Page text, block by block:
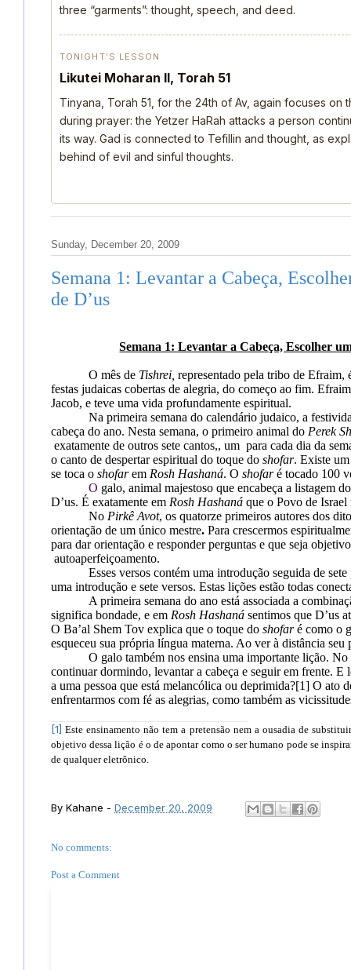
three “garments”: thought, speech, and deed.
TONIGHT’S LESSON
Likutei Moharan II, Torah 51
Tinyana, Torah 51, for the 24th of Av, again focuses
during prayer: the Yetzer HaRah attacks a person
its way. Gad is connected to Tefillin and thought, as
behind of evil and sinful thoughts.
Sunday, December 20, 2009
Semana 1: Levantar a Cabeça,
de D’us
Semana 1: Levantar a Cabeça, Escolher
O mês de Tishrei, representado pela tribo de Efraim,
festas judaicas cobertas de alegria, do começo ao fim.
Jacob, e teve uma vida profundamente espiritual.
Na primeira semana do calendário judaico, a
cabeça do ano. Nesta semana, o primeiro animal do Perek
exatamente de outros sete cantos,, um para cada dia da
o canto de despertar espiritual do toque do shofar. Existe
se toca o shofarem Rosh Hashaná. O shofaré tocado 100
O galo, animal majestoso que encabeça a listagem
D’us. É exatamente em Rosh Hashaná que o Povo de Israel
No Pirkê Avot, os quatorze primeiros autores dos
orientação de um único mestre. Para crescermos
para dar orientação e responder perguntas e que seja
autoaperfeiçoamento.
Esses versos contém uma introdução seguida de
uma introdução e sete versos. Estas lições estão todas
A primeira semana do ano está associada a
significa bondade, e em Rosh Hashaná sentimos que D’us
O Ba’al Shem Tov explica que o toque do shofaré como o
esqueceu sua própria língua materna. Ao ver à distância
O galo também nos ensina uma importante lição.
continuar dormindo, levantar a cabeça e seguir em frente.
a uma pessoa que está melancólica ou deprimida?[1] O ato
enfrentarmos com fé as alegrias, como também as
[1] Este ensinamento não tem a pretensão nem a ousadia de
objetivo dessa lição é o de apontar como o ser humano pode se
de qualquer eletrônico.
By Kahane - December 20, 2009
No comments:
Post a Comment